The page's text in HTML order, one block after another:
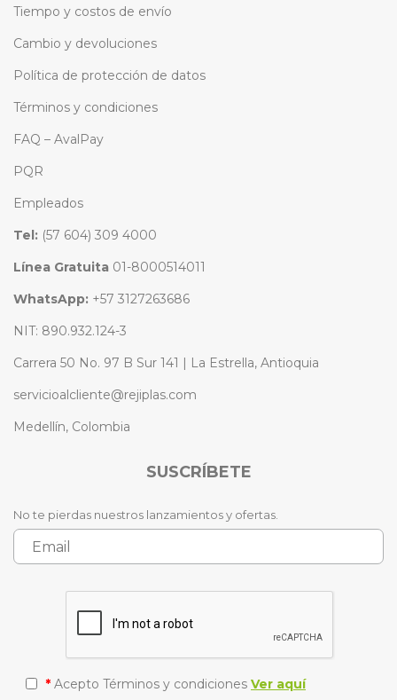
Tiempo y costos de envío
Cambio y devoluciones
Política de protección de datos
Términos y condiciones
FAQ – AvalPay
PQR
Empleados
Tel: (57 604) 309 4000
Línea Gratuita 01-8000514011
WhatsApp: +57 3127263686
NIT: 890.932.124-3
Carrera 50 No. 97 B Sur 141 | La Estrella, Antioquia
servicioalcliente@rejiplas.com
Medellín, Colombia
SUSCRÍBETE
No te pierdas nuestros lanzamientos y ofertas.
* Acepto Términos y condiciones Ver aquí